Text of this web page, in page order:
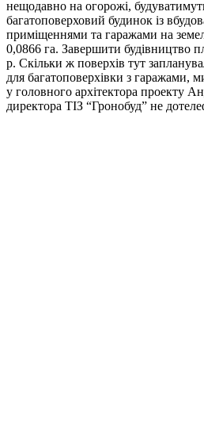
нещодавно на огорожі,
багатоповерховий будинок із
приміщеннями та гаражами на
0,0866 га. Завершити будівництво
р. Скільки ж поверхів тут
для багатоповерхівки з гаражами,
у головного архітектора проекту
директора ТІЗ “Гронобуд” не